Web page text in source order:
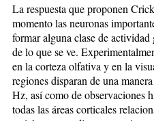
La respuesta que proponen
momento las neuronas
formar alguna clase de
de lo que se ve.
en la corteza olfativa y en la
regiones disparan de una
Hz, así como de observaciones
todas las áreas corticales